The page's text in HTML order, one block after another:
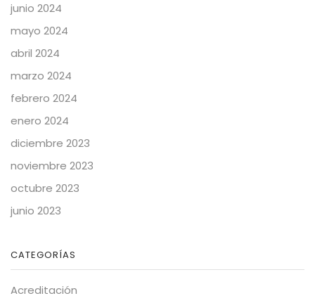
junio 2024
mayo 2024
abril 2024
marzo 2024
febrero 2024
enero 2024
diciembre 2023
noviembre 2023
octubre 2023
junio 2023
CATEGORÍAS
Acreditación